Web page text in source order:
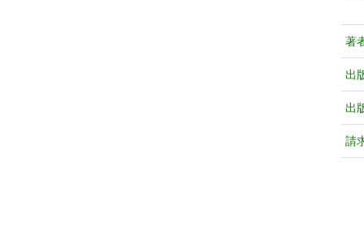
著
出
出
請